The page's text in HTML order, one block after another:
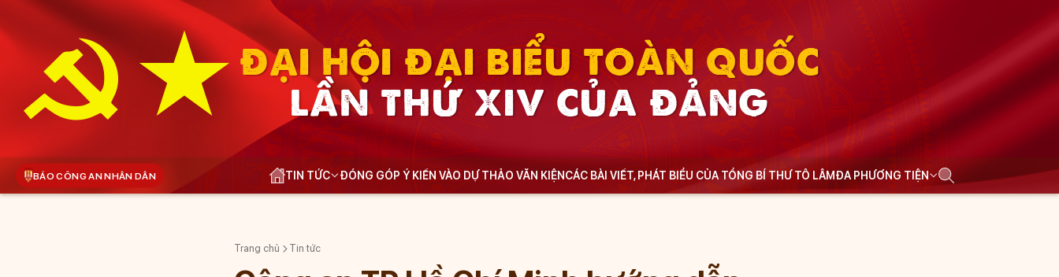
ĐẠI HỘI ĐẠI BIỂU TOÀN QUỐC
LẦN THỨ XIV CỦA ĐẢNG
BÁO CÔNG AN NHÂN DÂN TIN TỨC ĐÓNG GÓP Ý KIẾN VÀO DỰ THẢO VĂN KIỆNCÁC BÀI VIẾT, PHÁT BIỂU CỦA TỔNG BÍ THƯ TÔ LÂMĐA PHƯƠNG TIỆN
Trang chủ Tin tức